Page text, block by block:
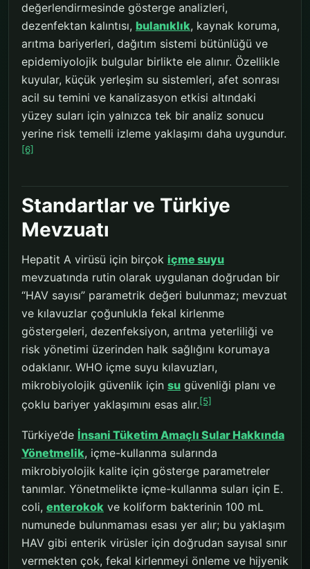
değerlendirmesinde gösterge analizleri,
dezenfektan kalıntısı, bulanıklık, kaynak koruma,
arıtma bariyerleri, dağıtım sistemi bütünlüğü ve
epidemiyolojik bulgular birlikte ele alınır. Özellikle
kuyular, küçük yerleşim su sistemleri, afet sonrası
acil su temini ve kanalizasyon etkisi altındaki
yüzey suları için yalnızca tek bir analiz sonucu
yerine risk temelli izleme yaklaşımı daha uygundur.
[6]
Standartlar ve Türkiye
Mevzuatı
Hepatit A virüsü için birçok içme suyu
mevzuatında rutin olarak uygulanan doğrudan bir
“HAV sayısı” parametrik değeri bulunmaz; mevzuat
ve kılavuzlar çoğunlukla fekal kirlenme
göstergeleri, dezenfeksiyon, arıtma yeterliliği ve
risk yönetimi üzerinden halk sağlığını korumaya
odaklanır. WHO içme suyu kılavuzları,
mikrobiyolojik güvenlik için su güvenliği planı ve
çoklu bariyer yaklaşımını esas alır.[5]
Türkiye’de İnsani Tüketim Amaçlı Sular Hakkında
Yönetmelik, içme-kullanma sularında
mikrobiyolojik kalite için gösterge parametreler
tanımlar. Yönetmelikte içme-kullanma suları için E.
coli, enterokok ve koliform bakterinin 100 mL
numunede bulunmaması esası yer alır; bu yaklaşım
HAV gibi enterik virüsler için doğrudan sayısal sınır
vermekten çok, fekal kirlenmeyi önleme ve hijyenik